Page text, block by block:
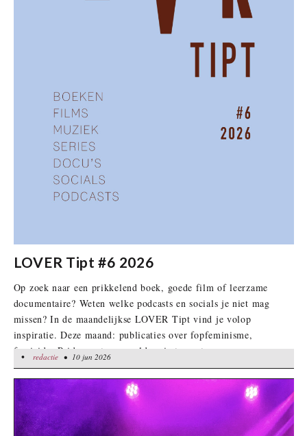
LOVER Tipt #6 2026
Op zoek naar een prikkelend boek, goede film of leerzame
documentaire? Weten welke podcasts en socials je niet mag
missen? In de maandelijkse LOVER Tipt vind je volop
inspiratie. Deze maand: publicaties over fopfeminisme,
femicide, Pride, partnergeweld, ruimtevaart en orgasmes.
redactie• 10 jun 2026
•redactie • 10 jun 2026